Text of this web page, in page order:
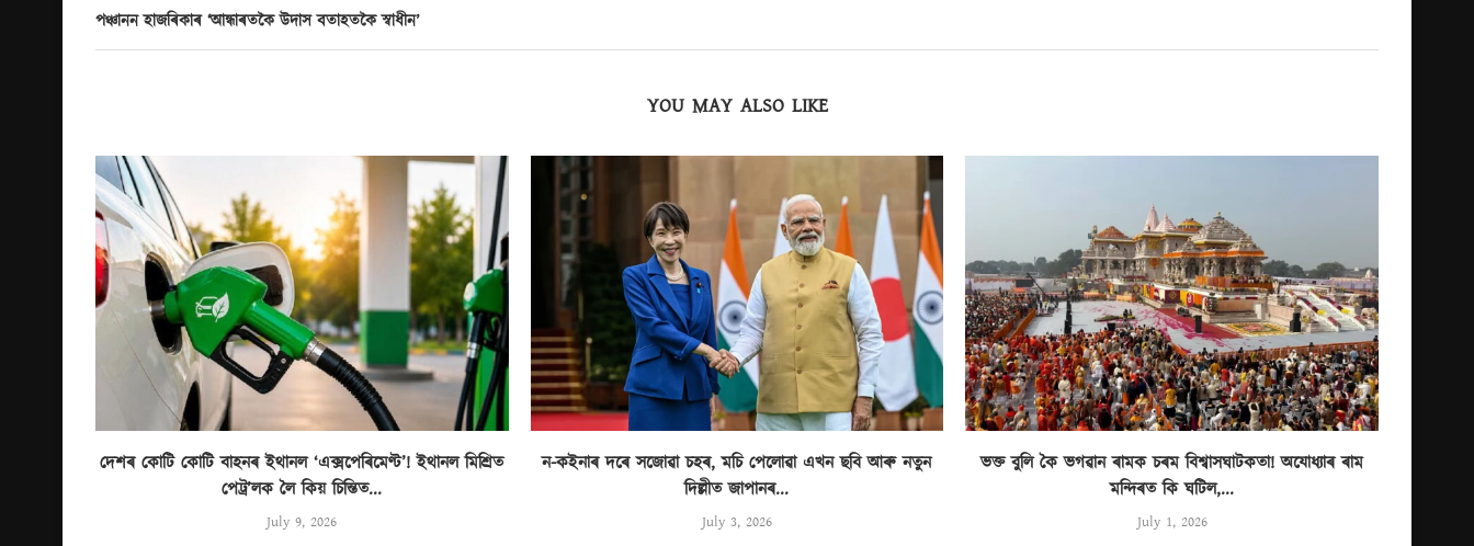
পঞ্চানন হাজৰিকাৰ ‘আন্ধাৰতকৈ উদাস বতাহতকৈ স্বাধীন’
YOU MAY ALSO LIKE
দেশৰ কোটি কোটি বাহনৰ ইথানল ‘এক্সপেৰিমেণ্ট’! ইথানল মিশ্ৰিত
পেট্ৰ’লক লৈ কিয় চিন্তিত...
July 9, 2026
ন-কইনাৰ দৰে সজোৱা চহৰ, মচি পেলোৱা এখন ছবি আৰু নতুন
দিল্লীত জাপানৰ...
July 3, 2026
ভক্ত বুলি কৈ ভগৱান ৰামক চৰম বিশ্বাসঘাটকতা! অযোধ্যাৰ ৰাম
মন্দিৰত কি ঘটিল,...
July 1, 2026